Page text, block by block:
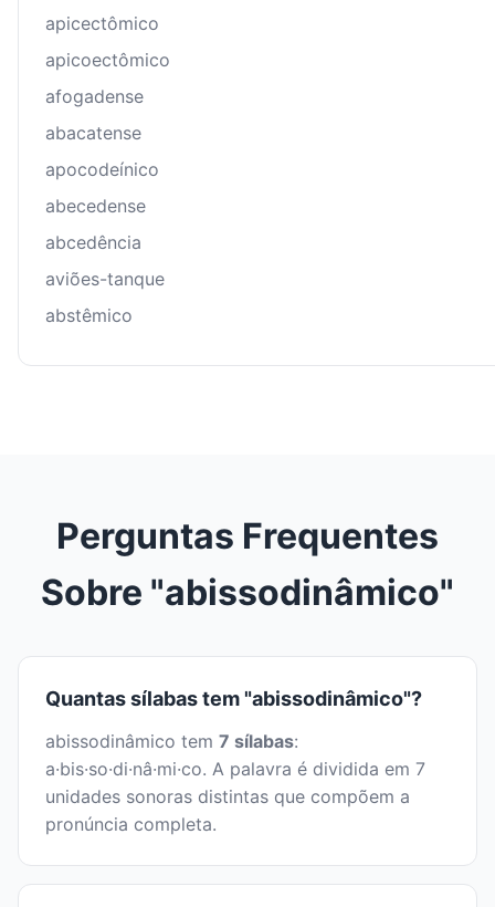
apicectômico
apicoectômico
afogadense
abacatense
apocodeínico
abecedense
abcedência
aviões-tanque
abstêmico
Perguntas Frequentes
Sobre "abissodinâmico"
Quantas sílabas tem "abissodinâmico"?
abissodinâmico tem 7 sílabas:
a·bis·so·di·nâ·mi·co. A palavra é dividida em 7
unidades sonoras distintas que compõem a
pronúncia completa.